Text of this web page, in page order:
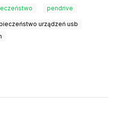
pendrive
urządzeń usb